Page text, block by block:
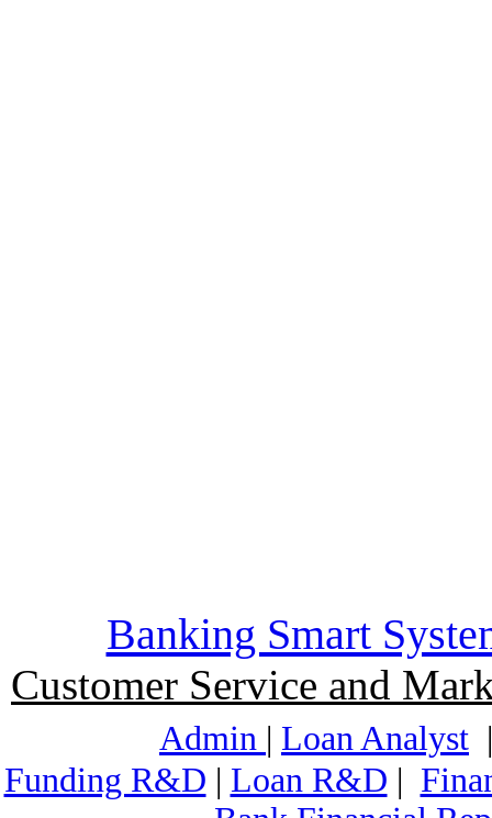
Banking Smart
Customer Service and
Admin | Loan Analyst
Funding R&D | Loan R&D |